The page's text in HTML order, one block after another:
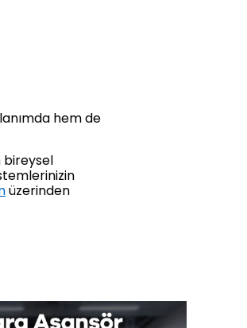
hem de
bireysel
üzerinden